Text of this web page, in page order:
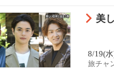
美
8/19(
旅チャ